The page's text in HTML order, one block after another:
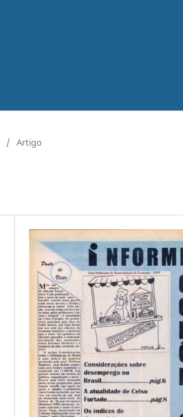
/ Artigo